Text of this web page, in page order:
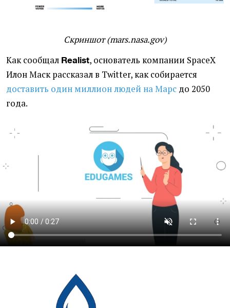
Скриншот (mars.nasa.gov)
Как сообщал Realist, основатель компании SpaceX
Илон Маск рассказал в Twitter, как собирается
доставить один миллион людей на Марс до 2050
года.